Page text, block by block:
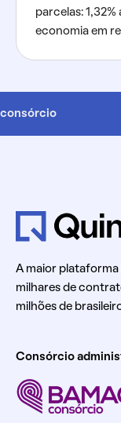
parcelas:
economia em
A maior plataforma
milhares de
milhões de
Consórcio